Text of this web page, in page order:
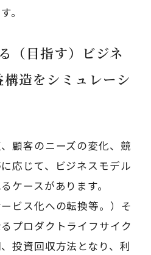
。
（目指す）ビジネ
造をシミュレーシ
顧客のニーズの変化、競
応じて、ビジネスモデル
ケースがあります。
ビス化への転換等。）そ
プロダクトライフサイク
投資回収方法となり、利